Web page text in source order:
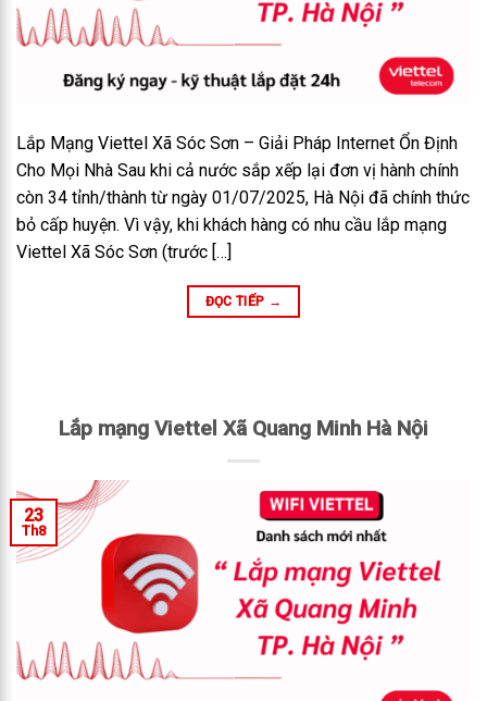
Lắp Mạng Viettel Xã Sóc Sơn – Giải Pháp Internet Ổn Định
Cho Mọi Nhà Sau khi cả nước sắp xếp lại đơn vị hành chính
còn 34 tỉnh/thành từ ngày 01/07/2025, Hà Nội đã chính thức
bỏ cấp huyện. Vì vậy, khi khách hàng có nhu cầu lắp mạng
Viettel Xã Sóc Sơn (trước […]
ĐỌC TIẾP →
Lắp mạng Viettel Xã Quang Minh Hà Nội
23
Th8